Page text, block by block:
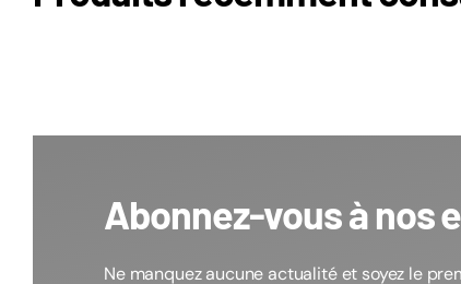
Abonnez-vous à nos
Ne manquez aucune actualité et soyez le